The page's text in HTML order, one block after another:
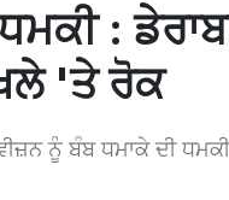
:
'ਤੇ ਰੋਕ
ਨੂੰ ਬੰਬ ਧਮਾਕੇ ਦੀ